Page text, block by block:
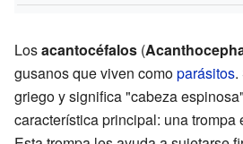
Losacantocéfalos (
gusanos que viven comoparásitos.
griego y significa "cabeza
característica principal: una trompa